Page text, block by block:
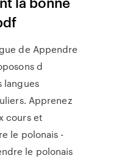
de Appendre
d
langues
Apprenez
cours et
le polonais -
le polonais